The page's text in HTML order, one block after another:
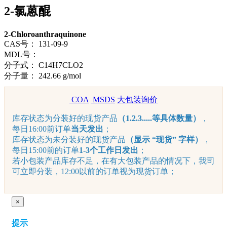
2-氯蒽醌
2-Chloroanthraquinone
CAS号：
131-09-9
MDL号：
分子式：
C14H7CLO2
分子量：
242.66 g/mol
COA MSDS 大包装询价
库存状态为分装好的现货产品 （1.2.3.....等具体数量）
，
每日16:00前订单当天发出 ；
库存状态为未分装好的现货产品 （显示 “现货” 字样）
，
每日15:00前的订单1-3个工作日发出 ；
若小包装产品库存不足，在有大包装产品的情况下，我司
可立即分装，12:00以前的订单视为现货订单；
×
提示